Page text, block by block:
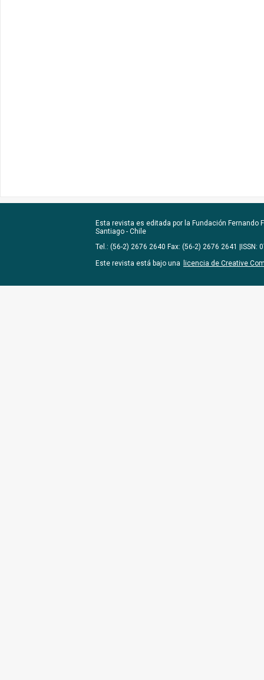
Esta revista es editada por la Fundación Fernando
Santiago - Chile
Tel.: (56-2) 2676 2640 Fax: (56-2) 2676 2641 |ISSN:
Este revista está bajo una
licencia de Creative